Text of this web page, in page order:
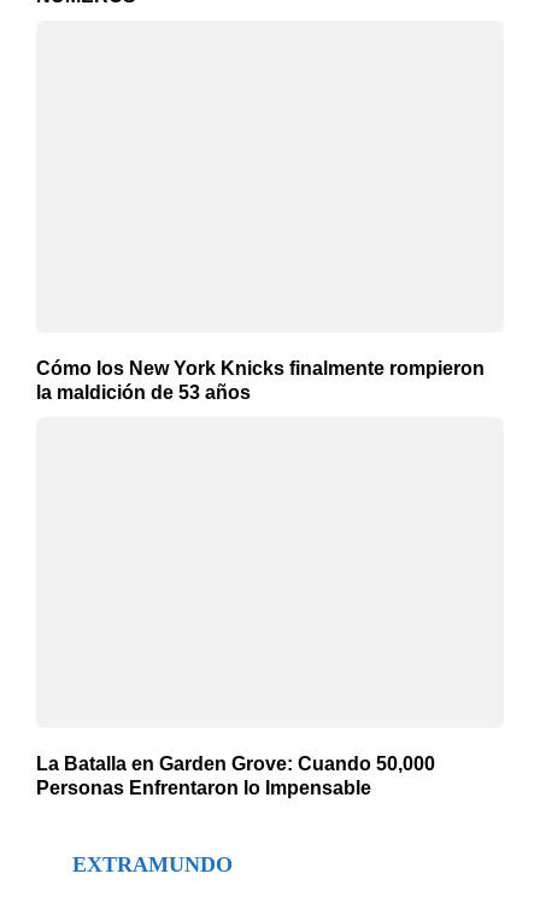
Cómo los New York Knicks finalmente rompieron
la maldición de 53 años
La Batalla en Garden Grove: Cuando 50,000
Personas Enfrentaron lo Impensable
EXTRAMUNDO